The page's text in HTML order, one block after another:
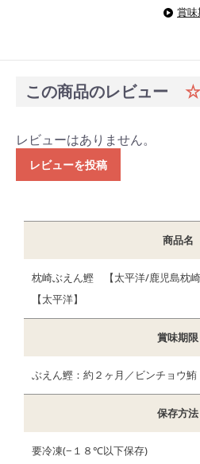
賞
この商品のレビュー
レビューはありません。
レビューを投稿
商品名
枕崎ぶえん鰹 【太平洋/鹿児島枕
【太平洋】
賞味期限
ぶえん鰹：約２ヶ月／ビンチョウ鮪
保存方法
要冷凍(−１８℃以下保存)